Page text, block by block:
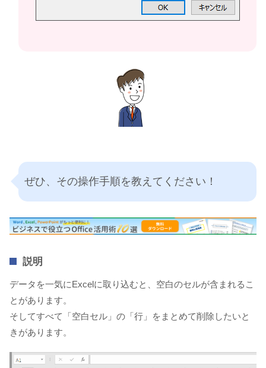
ぜひ、その操作手順を教えてください！
説明
データを一気にExcelに取り込むと、空白のセルが含まれるこ
とがあります。
そしてすべて「空白セル」の「行」をまとめて削除したいと
きがあります。